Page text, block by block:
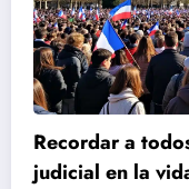
Recordar a
judicial en la